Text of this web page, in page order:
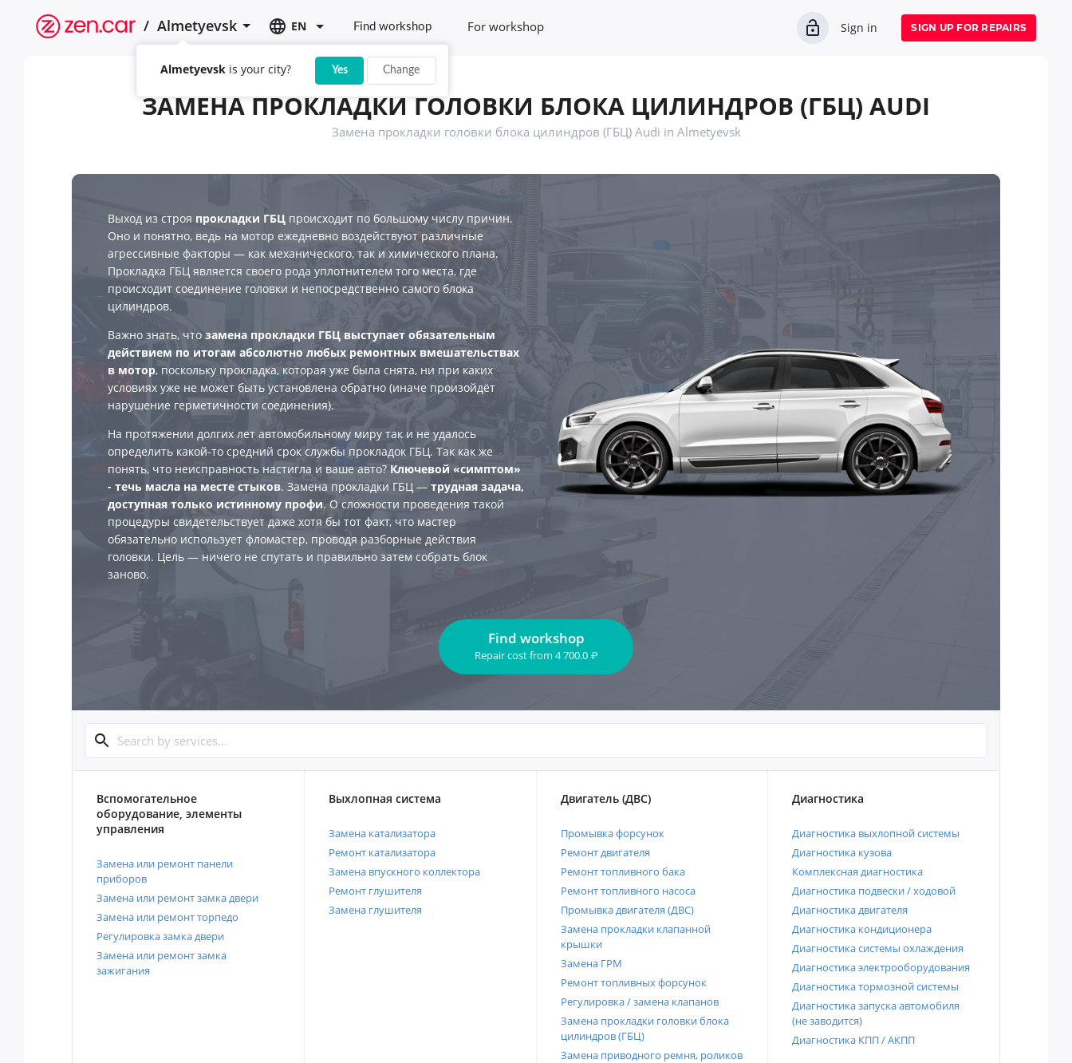
/ Almetyevsk
Almetyevsk is your city? Yes Change
EN Find workshop For workshop Sign in SIGN UP FOR REPAIRS
ЗАМЕНА ПРОКЛАДКИ ГОЛОВКИ БЛОКА ЦИЛИНДРОВ (ГБЦ) AUDI
Замена прокладки головки блока цилиндров (ГБЦ) Audi in Almetyevsk
Выход из строя прокладки ГБЦ происходит по большому числу причин.
Оно и понятно, ведь на мотор ежедневно воздействуют различные
агрессивные факторы — как механического, так и химического плана.
Прокладка ГБЦ является своего рода уплотнителем того места, где
происходит соединение головки и непосредственно самого блока
цилиндров.
Важно знать, что замена прокладки ГБЦ выступает обязательным
действием по итогам абсолютно любых ремонтных вмешательствах
в мотор, поскольку прокладка, которая уже была снята, ни при каких
условиях уже не может быть установлена обратно (иначе произойдёт
нарушение герметичности соединения).
На протяжении долгих лет автомобильному миру так и не удалось
определить какой-то средний срок службы прокладок ГБЦ. Так как же
понять, что неисправность настигла и ваше авто? Ключевой «симптом»
- течь масла на месте стыков. Замена прокладки ГБЦ — трудная задача,
доступная только истинному профи. О сложности проведения такой
процедуры свидетельствует даже хотя бы тот факт, что мастер
обязательно использует фломастер, проводя разборные действия
головки. Цель — ничего не спутать и правильно затем собрать блок
заново.
Find workshop
Repair costfrom 4 700.0 ₽
Вспомогательное
оборудование, элементы
управления
Замена или ремонт панели
приборов
Замена или ремонт замка двери
Замена или ремонт торпедо
Регулировка замка двери
Замена или ремонт замка
зажигания
Выхлопная система
Замена катализатора
Ремонт катализатора
Замена впускного коллектора
Ремонт глушителя
Замена глушителя
Двигатель (ДВС)
Промывка форсунок
Ремонт двигателя
Ремонт топливного бака
Ремонт топливного насоса
Промывка двигателя (ДВС)
Замена прокладки клапанной
крышки
Замена ГРМ
Ремонт топливных форсунок
Регулировка / замена клапанов
Замена прокладки головки блока
цилиндров (ГБЦ)
Замена приводного ремня, роликов
Диагностика
Диагностика выхлопной системы
Диагностика кузова
Комплексная диагностика
Диагностика подвески / ходовой
Диагностика двигателя
Диагностика кондиционера
Диагностика системы охлаждения
Диагностика электрооборудования
Диагностика тормозной системы
Диагностика запуска автомобиля
(не заводится)
Диагностика КПП / АКПП